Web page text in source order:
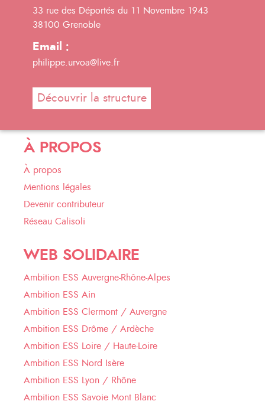
33 rue des Déportés du 11 Novembre 1943
38100 Grenoble
Email :
philippe.urvoa@live.fr
Découvrir la structure
À PROPOS
À propos
Mentions légales
Devenir contributeur
Réseau Calisoli
WEB SOLIDAIRE
Ambition ESS Auvergne-Rhône-Alpes
Ambition ESS Ain
Ambition ESS Clermont / Auvergne
Ambition ESS Drôme / Ardèche
Ambition ESS Loire / Haute-Loire
Ambition ESS Nord Isère
Ambition ESS Lyon / Rhône
Ambition ESS Savoie Mont Blanc